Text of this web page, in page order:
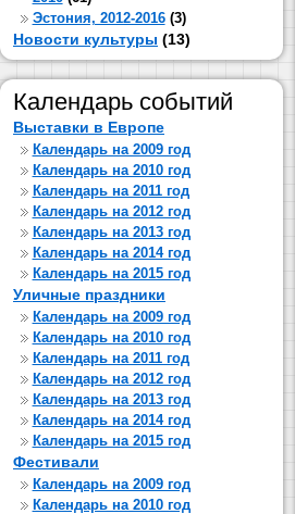
Эстония, 2012-2016(3)
Новости культуры (13)
Календарь событий
Выставки в Европе
Календарь на 2009 год
Календарь на 2010 год
Календарь на 2011 год
Календарь на 2012 год
Календарь на 2013 год
Календарь на 2014 год
Календарь на 2015 год
Уличные праздники
Календарь на 2009 год
Календарь на 2010 год
Календарь на 2011 год
Календарь на 2012 год
Календарь на 2013 год
Календарь на 2014 год
Календарь на 2015 год
Фестивали
Календарь на 2009 год
Календарь на 2010 год